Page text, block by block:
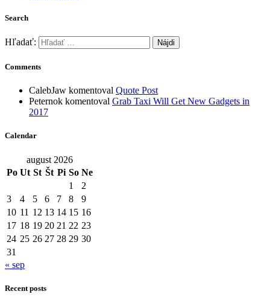
Search
Hľadať:
Comments
CalebJaw komentoval Quote Post
Peternok komentoval Grab Taxi Will Get New Gadgets in
2017
Calendar
august 2026
Po Ut St Št Pi So Ne
1
2
3
4 5 6 7 8
9
10 11 12 13 14 15 16
17 18 19 20 21 22 23
24 25 26 27 28 29 30
31
« sep
Recent posts